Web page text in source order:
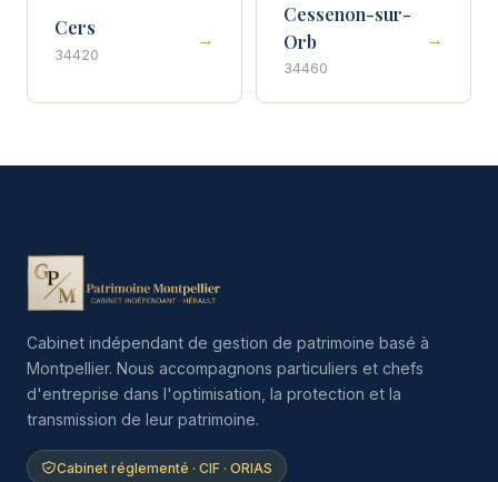
Cers
34420
→
Cessenon-sur-
Orb
34460
→
Cabinet indépendant de gestion de patrimoine basé à
Montpellier. Nous accompagnons particuliers et chefs
d'entreprise dans l'optimisation, la protection et la
transmission de leur patrimoine.
Cabinet réglementé · CIF · ORIAS